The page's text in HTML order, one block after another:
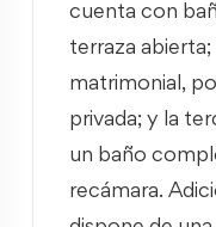
cuenta con
terraza
matrimonial,
privada; y la
un baño
recámara.